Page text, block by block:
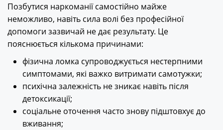
Позбутися наркоманії самостійно майже
неможливо, навіть сила волі без професійної
допомоги зазвичай не дає результату. Це
пояснюється кількома причинами:
фізична ломка супроводжується нестерпними
симптомами, які важко витримати самотужки;
психічна залежність не зникає навіть після
детоксикації;
соціальне оточення часто знову підштовхує до
вживання;